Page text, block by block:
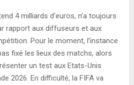
4 milliards d’euros, n’a toujours
rapport aux diffuseurs et aux
Pour le moment, l’instance
fixé les lieux des matchs, alors
un test aux Etats-Unis
2026. En difficulté, la FIFA va